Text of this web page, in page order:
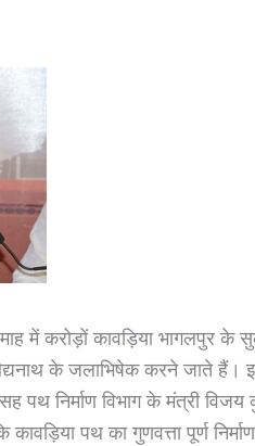
में करोड़ों कावड़िया भागलपुर के
के जलाभिषेक करने जाते हैं।
पथ निर्माण विभाग के मंत्री विजय
कावड़िया पथ का गुणवत्ता पूर्ण